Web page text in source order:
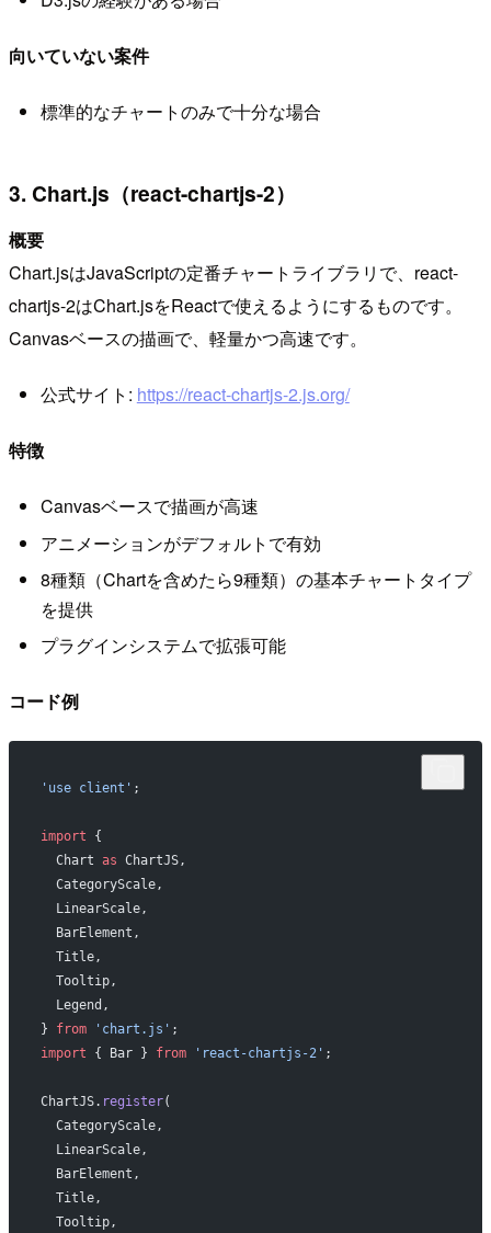
向いていない案件
標準的なチャートのみで十分な場合
3. Chart.js（react-chartjs-2）
概要
Chart.jsはJavaScriptの定番チャートライブラリで、react-
chartjs-2はChart.jsをReactで使えるようにするものです。
Canvasベースの描画で、軽量かつ高速です。
公式サイト: https://react-chartjs-2.js.org/
特徴
Canvasベースで描画が高速
アニメーションがデフォルトで有効
8種類（Chartを含めたら9種類）の基本チャートタイプ
を提供
プラグインシステムで拡張可能
コード例
'use client' ;
import {
  Chart
as ChartJS,
  CategoryScale,
  LinearScale,
  BarElement,
  Title,
  Tooltip,
  Legend,
} from 'chart.js' ;
import { Bar } from 'react-chartjs-2' ;
ChartJS. register(
  CategoryScale,
  LinearScale,
  BarElement,
  Title,
  Tooltip,